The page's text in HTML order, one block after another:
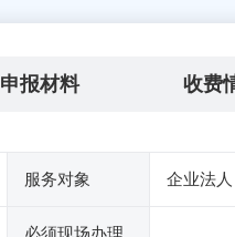
申报材料 收费
服务对象 企业法人